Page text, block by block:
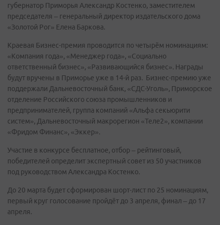
губернатор Приморья Александр Костенко, заместителем
председателя – генеральный директор издательского дома
«Золотой Рог» Елена Баркова.
Краевая Бизнес-премия проводится по четырём номинациям:
«Компания года», «Менеджер года», «Социально
ответственный бизнес», «Развивающийся бизнес». Награды
будут вручены в Приморье уже в 14-й раз. Бизнес-премию уже
поддержали Дальневосточный банк, «СДС-Уголь», Приморское
отделение Российского союза промышленников и
предпринимателей, группа компаний «Альфа секьюрити
систем», Дальневосточный макрорегион «Теле2», компании
«Фридом Финанс», «Эккер».
Участие в конкурсе бесплатное, отбор – рейтинговый,
победителей определит экспертный совет из 50 участников
под руководством Александра Костенко.
До 20 марта будет сформирован шорт-лист по 25 номинациям,
первый круг голосование пройдёт до 3 апреля, финал – до 17
апреля.